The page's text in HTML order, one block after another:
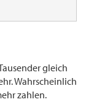
gleich
Wahrscheinlich
zahlen.